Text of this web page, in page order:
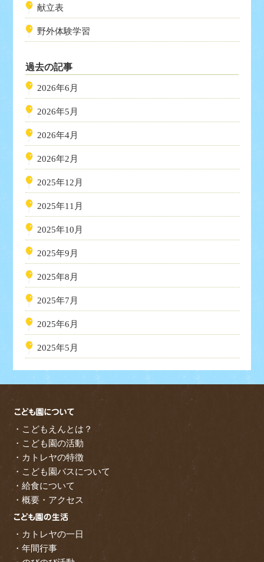
献立表
野外体験学習
過去の記事
2026年6月
2026年5月
2026年4月
2026年2月
2025年12月
2025年11月
2025年10月
2025年9月
2025年8月
2025年7月
2025年6月
2025年5月
・こどもえんとは？
・こども園の活動
・カトレヤの特徴
・こども園バスについて
・給食について
・概要・アクセス
・カトレヤの一日
・年間行事